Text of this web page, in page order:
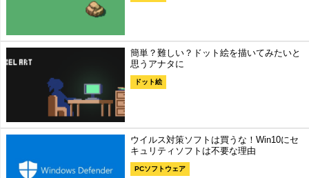
簡単？難しい？ドット絵を描いてみたいと
思うアナタに
ドット絵
ウイルス対策ソフトは買うな！Win10にセ
キュリティソフトは不要な理由
PCソフトウェア